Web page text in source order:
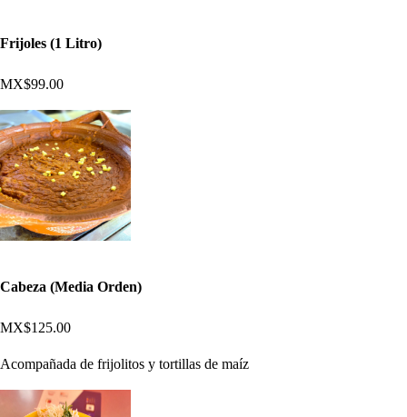
Frijoles (1 Litro)
MX$99.00
Cabeza (Media Orden)
MX$125.00
Acompañada de frijolitos y tortillas de maíz